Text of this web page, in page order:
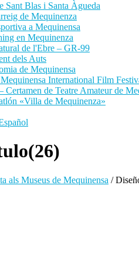
Blas i Santa Àgueda
de Mequinenza
a Mequinensa
en Mequinenza
de l'Ebre – GR-99
dels Auts
de Mequinensa
International Film
de Teatre Amateur de
«Villa de Mequinenza»
als Museus de Mequinensa /